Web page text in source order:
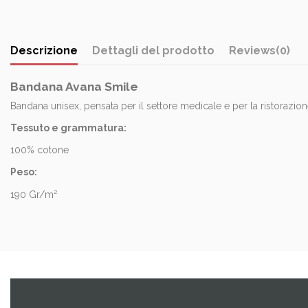
Descrizione Dettagli del prodotto Reviews(0)
Bandana Avana Smile
Bandana unisex, pensata per il settore medicale e per la
Tessuto e grammatura:
100% cotone
Peso:
190 Gr/m²